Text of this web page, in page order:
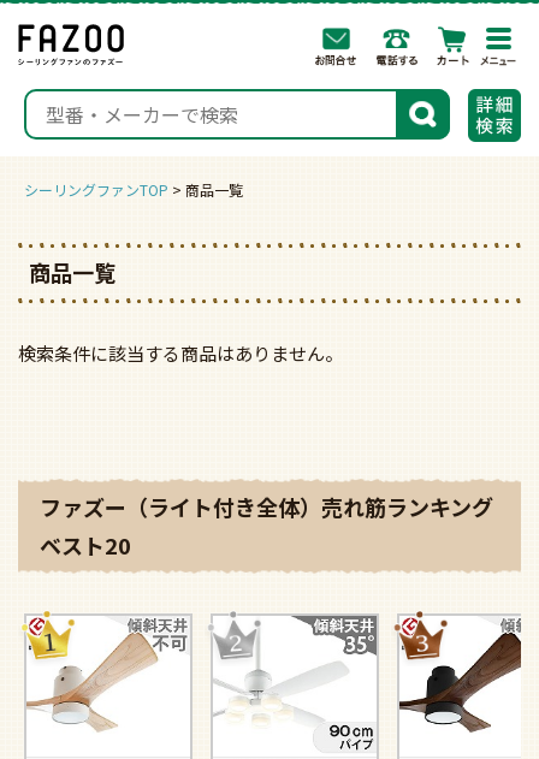
検索
シーリングファンTOP 商品一覧
商品一覧
検索条件に該当する商品はありません。
ファズー（ライト付き全体）売れ筋ランキング
ベスト20